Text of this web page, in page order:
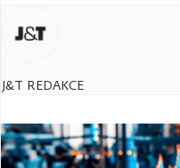
J&T REDAKCE